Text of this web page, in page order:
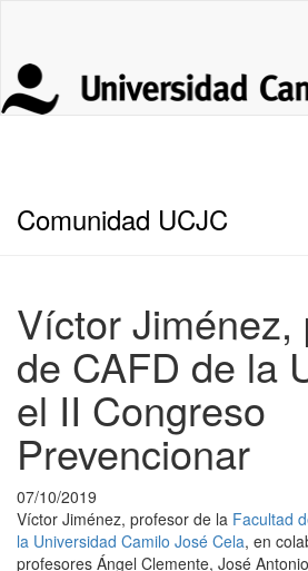
Comunidad UCJC
Víctor Jiménez,
de CAFD de la
el II Congreso
Prevencionar
07/10/2019
Víctor Jiménez, profesor de la Facultad
la Universidad Camilo José Cela, en
profesores Ángel Clemente, José